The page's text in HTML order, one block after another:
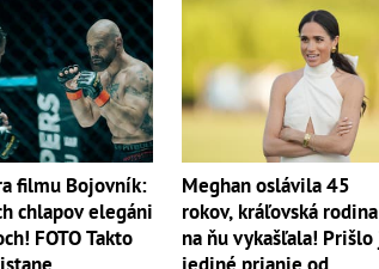
filmu Bojovník:
chlapov elegáni
FOTO Takto
Meghan oslávila 45
rokov, kráľovská
na ňu vykašľala!